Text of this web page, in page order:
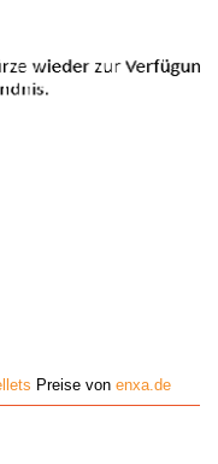
Preise von enxa.de